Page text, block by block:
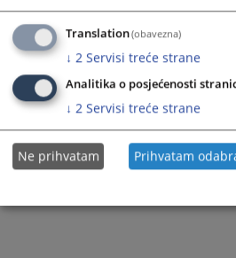
Translation(obavezna)
↓ 2 Servisi treće strane
Analitika o posjećenosti
↓ 2 Servisi treće strane
Ne prihvatam Prihvatam